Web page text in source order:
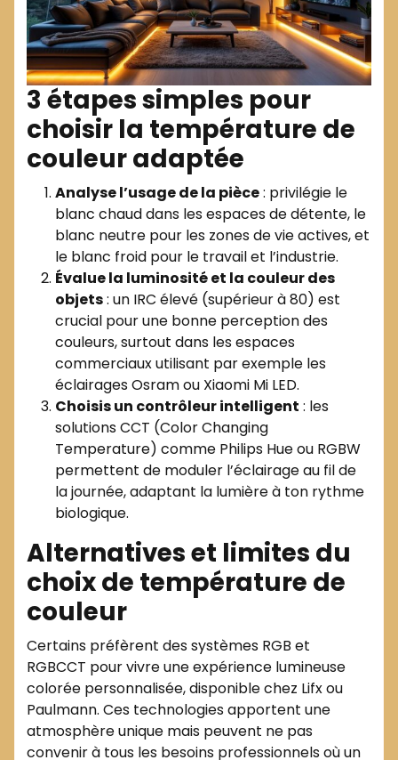
3 étapes simples pour
choisir la température de
couleur adaptée
Analyse l’usage de la pièce: privilégie le
blanc chaud dans les espaces de détente, le
blanc neutre pour les zones de vie actives, et
le blanc froid pour le travail et l’industrie.
Évalue la luminosité et la couleur des
objets: un IRC élevé (supérieur à 80) est
crucial pour une bonne perception des
couleurs, surtout dans les espaces
commerciaux utilisant par exemple les
éclairages Osram ou Xiaomi Mi LED.
Choisis un contrôleur intelligent : les
solutions CCT (Color Changing
Temperature) comme Philips Hue ou RGBW
permettent de moduler l’éclairage au fil de
la journée, adaptant la lumière à ton rythme
biologique.
Alternatives et limites du
choix de température de
couleur
Certains préfèrent des systèmes RGB et
RGBCCT pour vivre une expérience lumineuse
colorée personnalisée, disponible chez Lifx ou
Paulmann. Ces technologies apportent une
atmosphère unique mais peuvent ne pas
convenir à tous les besoins professionnels où un